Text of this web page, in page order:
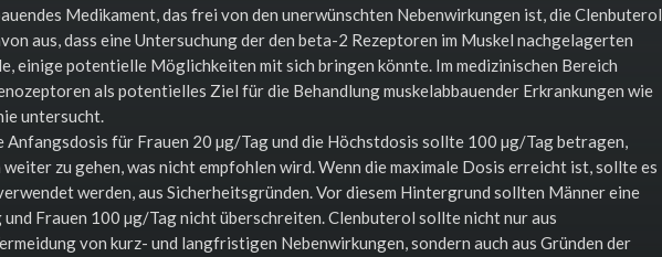
Medikament, das frei von den unerwünschten Nebenwirkungen ist, die Clenbuterol
aus, dass eine Untersuchung der den beta-2 Rezeptoren im Muskel nachgelagerten
einige potentielle Möglichkeiten mit sich bringen könnte. Im medizinischen Bereich
als potentielles Ziel für die Behandlung muskelabbauender Erkrankungen wie
untersucht.
Anfangsdosis für Frauen 20 µg/Tag und die Höchstdosis sollte 100 µg/Tag betragen,
zu gehen, was nicht empfohlen wird. Wenn die maximale Dosis erreicht ist, sollte es
werden, aus Sicherheitsgründen. Vor diesem Hintergrund sollten Männer eine
Frauen 100 µg/Tag nicht überschreiten. Clenbuterol sollte nicht nur aus
von kurz- und langfristigen Nebenwirkungen, sondern auch aus Gründen der